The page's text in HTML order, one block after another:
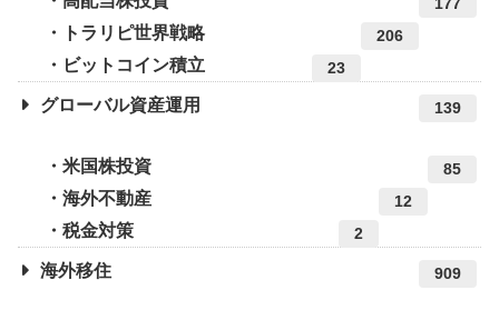
トラリピ世界戦略 206
ビットコイン積立 23
グローバル資産運用 139
米国株投資 85
海外不動産 12
税金対策 2
海外移住 909